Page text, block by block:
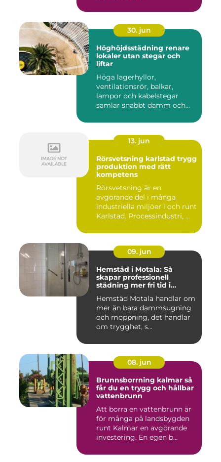
30. jun
Höghöjdsstädning renare
lokaler utan stegar och
liftar
Höga lagerhyllor,
ventilationsrör, balkar,
lampor och kabelstegar
samlar snabbt damm och
13. jun
Rörsvetsning karlstad trygg
produktion med rätt
kompetens
Rörsvetsning är en
avgörande del i många
industriella miljöer i och runt
Karlstad. Processindustri, ...
09. jun
Hemstäd i Motala: Så
skapar professionell
städning mer fri tid i
Hemstäd Motala handlar om
mer än bara dammsugning
och moppning, det handlar
om trygghet, s...
08. jun
Brunnsborrning kalmar så
får du en trygg och hållbar
vattenbrunn
Att borra en vattenbrunn är
för många på landsbygden
runt Kalmar en avgörande
investering. En egen b...